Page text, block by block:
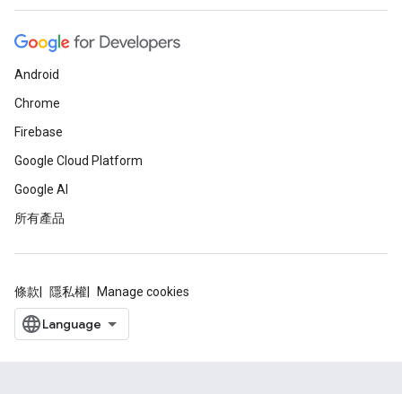
Android
Chrome
Firebase
Google Cloud Platform
Google AI
所有產品
條款 隱私權 Manage cookies